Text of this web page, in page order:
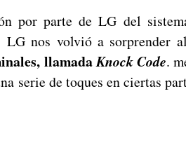
por parte de LG del
LG nos volvió a sorprender
llamadaKnock Code.
serie de toques en ciertas